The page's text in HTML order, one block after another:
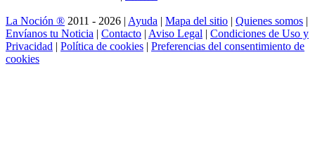
La Noción ® 2011 - 2026 | Ayuda | Mapa del sitio | Quienes somos |
Envíanos tu Noticia | Contacto | Aviso Legal | Condiciones de Uso y
Privacidad | Política de cookies | Preferencias del consentimiento de
cookies